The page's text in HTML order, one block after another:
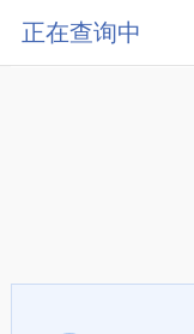
正在查询中